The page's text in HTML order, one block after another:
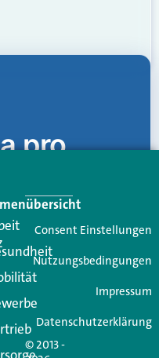
Alles, was
Mit nur einem
© 2013 -
Consent Einstellungen
Nutzungsbedingungen
Impressum
Datenschutzerklärung